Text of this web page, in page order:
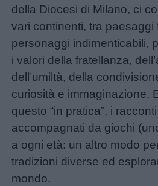
maschili
Nomi
femminili
Frasi
e
aforismi
Buongiorno
della Diocesi di Milano, ci
vari continenti, tra paesaggi
personaggi indimenticabili,
i valori della fratellanza,
dell’umiltà, della
curiosità e immaginazione.
questo “in pratica”, i
accompagnati da giochi
a ogni età: un altro modo
tradizioni diverse ed
mondo.